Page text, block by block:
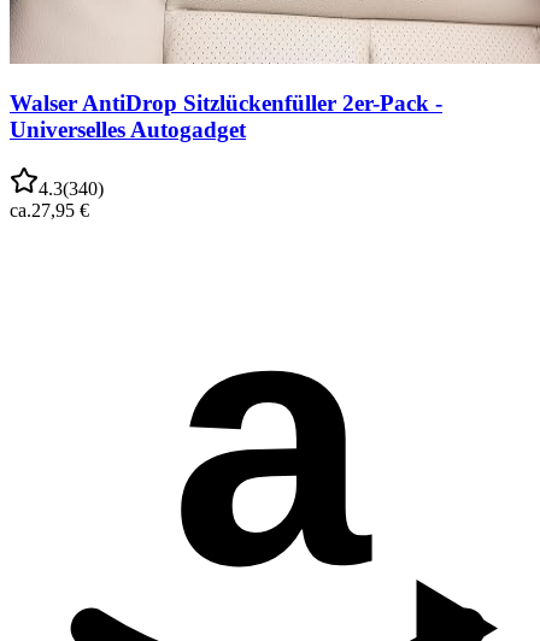
Walser AntiDrop Sitzlückenfüller 2er-Pack -
Universelles Autogadget
4.3(340)
ca.27,95 €
a